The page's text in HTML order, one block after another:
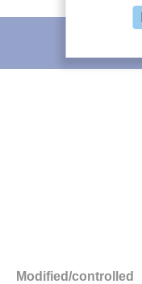
Modified/controlled